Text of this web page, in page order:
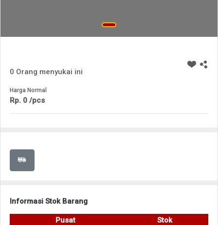
0 Orang menyukai ini
Harga Normal
Rp. 0 /pcs
Informasi Stok Barang
Pusat
Stok